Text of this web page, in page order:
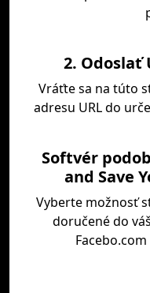
2. Odoslať
Vráťte sa na túto
adresu URL do
Softvér
and Save
Vyberte možnosť
doručené do